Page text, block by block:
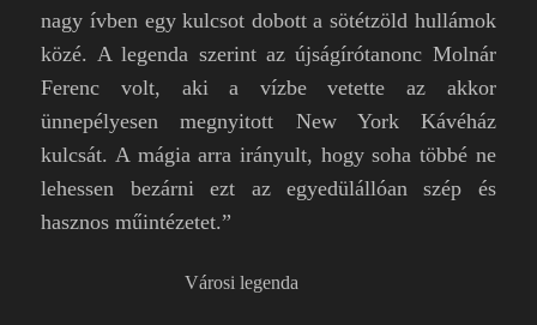
nagy ívben egy kulcsot dobott a sötétzöld hullámok
közé. A legenda szerint az újságírótanonc Molnár
Ferenc volt, aki a vízbe vetette az akkor
ünnepélyesen megnyitott New York Kávéház
kulcsát. A mágia arra irányult, hogy soha többé ne
lehessen bezárni ezt az egyedülállóan szép és
hasznos műintézetet.”
Városi legenda